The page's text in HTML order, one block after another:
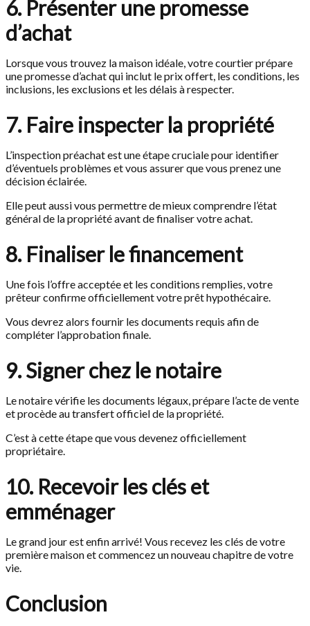
6. Présenter une promesse
d’achat
Lorsque vous trouvez la maison idéale, votre courtier prépare
une promesse d’achat qui inclut le prix offert, les conditions, les
inclusions, les exclusions et les délais à respecter.
7. Faire inspecter la propriété
L’inspection préachat est une étape cruciale pour identifier
d’éventuels problèmes et vous assurer que vous prenez une
décision éclairée.
Elle peut aussi vous permettre de mieux comprendre l’état
général de la propriété avant de finaliser votre achat.
8. Finaliser le financement
Une fois l’offre acceptée et les conditions remplies, votre
prêteur confirme officiellement votre prêt hypothécaire.
Vous devrez alors fournir les documents requis afin de
compléter l’approbation finale.
9. Signer chez le notaire
Le notaire vérifie les documents légaux, prépare l’acte de vente
et procède au transfert officiel de la propriété.
C’est à cette étape que vous devenez officiellement
propriétaire.
10. Recevoir les clés et
emménager
Le grand jour est enfin arrivé! Vous recevez les clés de votre
première maison et commencez un nouveau chapitre de votre
vie.
Conclusion